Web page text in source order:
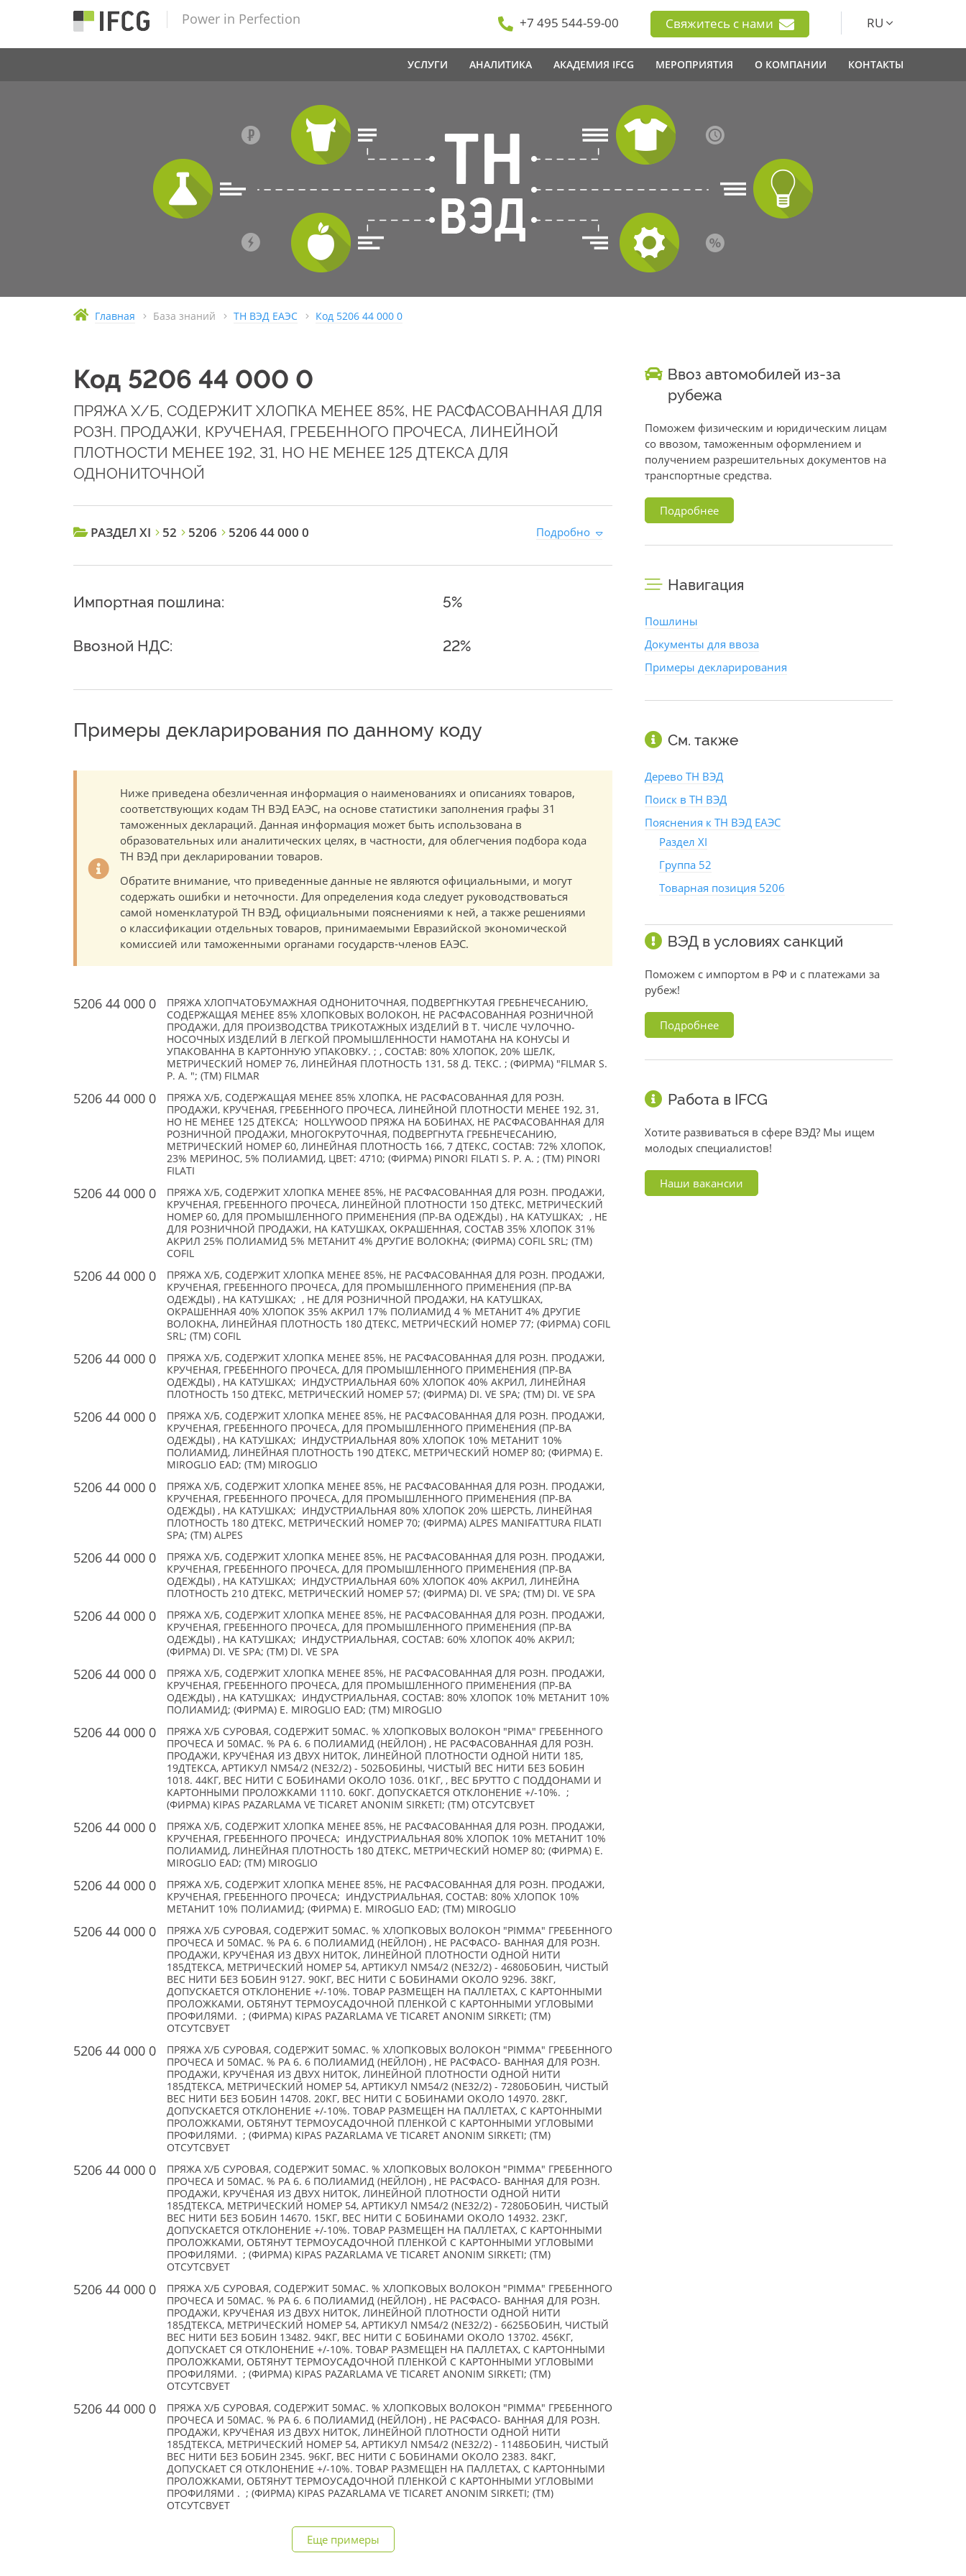
Power in Perfection +7 495 544-59-00 Свяжитесь с нами RU
УСЛУГИ АНАЛИТИКА АКАДЕМИЯ IFCG МЕРОПРИЯТИЯ О КОМПАНИИ КОНТАКТЫ
Главная База знаний ТН ВЭД ЕАЭС Код 5206 44 000 0
Код 5206 44 000 0
ПРЯЖА Х/Б, СОДЕРЖИТ ХЛОПКА МЕНЕЕ 85%, НЕ РАСФАСОВАННАЯ ДЛЯ
РОЗН. ПРОДАЖИ, КРУЧЕНАЯ, ГРЕБЕННОГО ПРОЧЕСА, ЛИНЕЙНОЙ
ПЛОТНОСТИ МЕНЕЕ 192, 31, НО НЕ МЕНЕЕ 125 ДТЕКСА ДЛЯ
ОДНОНИТОЧНОЙ
РАЗДЕЛ XI 52 5206 5206 44 000 0 Подробно
Импортная пошлина: 5%
Ввозной НДС: 22%
Примеры декларирования по данному коду
Ниже приведена обезличенная информация о наименованиях и описаниях товаров,
соответствующих кодам ТН ВЭД ЕАЭС, на основе статистики заполнения графы 31
таможенных деклараций. Данная информация может быть использована в
образовательных или аналитических целях, в частности, для облегчения подбора кода
ТН ВЭД при декларировании товаров.
Обратите внимание, что приведенные данные не являются официальными, и могут
содержать ошибки и неточности. Для определения кода следует руководствоваться
самой номенклатурой ТН ВЭД, официальными пояснениями к ней, а также решениями
о классификации отдельных товаров, принимаемыми Евразийской экономической
комиссией или таможенными органами государств-членов ЕАЭС.
5206 44 000 0
ПРЯЖА ХЛОПЧАТОБУМАЖНАЯ ОДНОНИТОЧНАЯ, ПОДВЕРГНКУТАЯ ГРЕБНЕЧЕСАНИЮ,
СОДЕРЖАЩАЯ МЕНЕЕ 85% ХЛОПКОВЫХ ВОЛОКОН, НЕ РАСФАСОВАННАЯ РОЗНИЧНОЙ
ПРОДАЖИ, ДЛЯ ПРОИЗВОДСТВА ТРИКОТАЖНЫХ ИЗДЕЛИЙ В Т. ЧИСЛЕ ЧУЛОЧНО-
НОСОЧНЫХ ИЗДЕЛИЙ В ЛЕГКОЙ ПРОМЫШЛЕННОСТИ НАМОТАНА НА КОНУСЫ И
УПАКОВАННА В КАРТОННУЮ УПАКОВКУ. ; , СОСТАВ: 80% ХЛОПОК, 20% ШЕЛК,
МЕТРИЧЕСКИЙ НОМЕР 76, ЛИНЕЙНАЯ ПЛОТНОСТЬ 131, 58 Д. ТЕКС. ; (ФИРМА) "FILMAR S.
P. A. "; (TM) FILMAR
5206 44 000 0
ПРЯЖА Х/Б, СОДЕРЖАЩАЯ МЕНЕЕ 85% ХЛОПКА, НЕ РАСФАСОВАННАЯ ДЛЯ РОЗН.
ПРОДАЖИ, КРУЧЕНАЯ, ГРЕБЕННОГО ПРОЧЕСА, ЛИНЕЙНОЙ ПЛОТНОСТИ МЕНЕЕ 192, 31,
НО НЕ МЕНЕЕ 125 ДТЕКСА; HOLLYWOOD ПРЯЖА НА БОБИНАХ, НЕ РАСФАСОВАННАЯ ДЛЯ
РОЗНИЧНОЙ ПРОДАЖИ, МНОГОКРУТОЧНАЯ, ПОДВЕРГНУТА ГРЕБНЕЧЕСАНИЮ,
МЕТРИЧЕСКИЙ НОМЕР 60, ЛИНЕЙНАЯ ПЛОТНОСТЬ 166, 7 ДТЕКС, СОСТАВ: 72% ХЛОПОК,
23% МЕРИНОС, 5% ПОЛИАМИД, ЦВЕТ: 4710; (ФИРМА) PINORI FILATI S. P. A. ; (TM) PINORI
FILATI
5206 44 000 0
ПРЯЖА Х/Б, СОДЕРЖИТ ХЛОПКА МЕНЕЕ 85%, НЕ РАСФАСОВАННАЯ ДЛЯ РОЗН. ПРОДАЖИ,
КРУЧЕНАЯ, ГРЕБЕННОГО ПРОЧЕСА, ЛИНЕЙНОЙ ПЛОТНОСТИ 150 ДТЕКС, МЕТРИЧЕСКИЙ
НОМЕР 60, ДЛЯ ПРОМЫШЛЕННОГО ПРИМЕНЕНИЯ (ПР-ВА ОДЕЖДЫ) , НА КАТУШКАХ; , НЕ
ДЛЯ РОЗНИЧНОЙ ПРОДАЖИ, НА КАТУШКАХ, ОКРАШЕННАЯ, СОСТАВ 35% ХЛОПОК 31%
АКРИЛ 25% ПОЛИАМИД 5% МЕТАНИТ 4% ДРУГИЕ ВОЛОКНА; (ФИРМА) COFIL SRL; (TM)
COFIL
5206 44 000 0
ПРЯЖА Х/Б, СОДЕРЖИТ ХЛОПКА МЕНЕЕ 85%, НЕ РАСФАСОВАННАЯ ДЛЯ РОЗН. ПРОДАЖИ,
КРУЧЕНАЯ, ГРЕБЕННОГО ПРОЧЕСА, ДЛЯ ПРОМЫШЛЕННОГО ПРИМЕНЕНИЯ (ПР-ВА
ОДЕЖДЫ) , НА КАТУШКАХ; , НЕ ДЛЯ РОЗНИЧНОЙ ПРОДАЖИ, НА КАТУШКАХ,
ОКРАШЕННАЯ 40% ХЛОПОК 35% АКРИЛ 17% ПОЛИАМИД 4 % МЕТАНИТ 4% ДРУГИЕ
ВОЛОКНА, ЛИНЕЙНАЯ ПЛОТНОСТЬ 180 ДТЕКС, МЕТРИЧЕСКИЙ НОМЕР 77; (ФИРМА) COFIL
SRL; (TM) COFIL
5206 44 000 0
ПРЯЖА Х/Б, СОДЕРЖИТ ХЛОПКА МЕНЕЕ 85%, НЕ РАСФАСОВАННАЯ ДЛЯ РОЗН. ПРОДАЖИ,
КРУЧЕНАЯ, ГРЕБЕННОГО ПРОЧЕСА, ДЛЯ ПРОМЫШЛЕННОГО ПРИМЕНЕНИЯ (ПР-ВА
ОДЕЖДЫ) , НА КАТУШКАХ; ИНДУСТРИАЛЬНАЯ 60% ХЛОПОК 40% АКРИЛ, ЛИНЕЙНАЯ
ПЛОТНОСТЬ 150 ДТЕКС, МЕТРИЧЕСКИЙ НОМЕР 57; (ФИРМА) DI. VE SPA; (TM) DI. VE SPA
5206 44 000 0
ПРЯЖА Х/Б, СОДЕРЖИТ ХЛОПКА МЕНЕЕ 85%, НЕ РАСФАСОВАННАЯ ДЛЯ РОЗН. ПРОДАЖИ,
КРУЧЕНАЯ, ГРЕБЕННОГО ПРОЧЕСА, ДЛЯ ПРОМЫШЛЕННОГО ПРИМЕНЕНИЯ (ПР-ВА
ОДЕЖДЫ) , НА КАТУШКАХ; ИНДУСТРИАЛЬНАЯ 80% ХЛОПОК 10% МЕТАНИТ 10%
ПОЛИАМИД, ЛИНЕЙНАЯ ПЛОТНОСТЬ 190 ДТЕКС, МЕТРИЧЕСКИЙ НОМЕР 80; (ФИРМА) E.
MIROGLIO EAD; (TM) MIROGLIO
5206 44 000 0
ПРЯЖА Х/Б, СОДЕРЖИТ ХЛОПКА МЕНЕЕ 85%, НЕ РАСФАСОВАННАЯ ДЛЯ РОЗН. ПРОДАЖИ,
КРУЧЕНАЯ, ГРЕБЕННОГО ПРОЧЕСА, ДЛЯ ПРОМЫШЛЕННОГО ПРИМЕНЕНИЯ (ПР-ВА
ОДЕЖДЫ) , НА КАТУШКАХ; ИНДУСТРИАЛЬНАЯ 80% ХЛОПОК 20% ШЕРСТЬ, ЛИНЕЙНАЯ
ПЛОТНОСТЬ 180 ДТЕКС, МЕТРИЧЕСКИЙ НОМЕР 70; (ФИРМА) ALPES MANIFATTURA FILATI
SPA; (TM) ALPES
5206 44 000 0
ПРЯЖА Х/Б, СОДЕРЖИТ ХЛОПКА МЕНЕЕ 85%, НЕ РАСФАСОВАННАЯ ДЛЯ РОЗН. ПРОДАЖИ,
КРУЧЕНАЯ, ГРЕБЕННОГО ПРОЧЕСА, ДЛЯ ПРОМЫШЛЕННОГО ПРИМЕНЕНИЯ (ПР-ВА
ОДЕЖДЫ) , НА КАТУШКАХ; ИНДУСТРИАЛЬНАЯ 60% ХЛОПОК 40% АКРИЛ, ЛИНЕЙНА
ПЛОТНОСТЬ 210 ДТЕКС, МЕТРИЧЕСКИЙ НОМЕР 57; (ФИРМА) DI. VE SPA; (TM) DI. VE SPA
5206 44 000 0
ПРЯЖА Х/Б, СОДЕРЖИТ ХЛОПКА МЕНЕЕ 85%, НЕ РАСФАСОВАННАЯ ДЛЯ РОЗН. ПРОДАЖИ,
КРУЧЕНАЯ, ГРЕБЕННОГО ПРОЧЕСА, ДЛЯ ПРОМЫШЛЕННОГО ПРИМЕНЕНИЯ (ПР-ВА
ОДЕЖДЫ) , НА КАТУШКАХ; ИНДУСТРИАЛЬНАЯ, СОСТАВ: 60% ХЛОПОК 40% АКРИЛ;
(ФИРМА) DI. VE SPA; (TM) DI. VE SPA
5206 44 000 0
ПРЯЖА Х/Б, СОДЕРЖИТ ХЛОПКА МЕНЕЕ 85%, НЕ РАСФАСОВАННАЯ ДЛЯ РОЗН. ПРОДАЖИ,
КРУЧЕНАЯ, ГРЕБЕННОГО ПРОЧЕСА, ДЛЯ ПРОМЫШЛЕННОГО ПРИМЕНЕНИЯ (ПР-ВА
ОДЕЖДЫ) , НА КАТУШКАХ; ИНДУСТРИАЛЬНАЯ, СОСТАВ: 80% ХЛОПОК 10% МЕТАНИТ 10%
ПОЛИАМИД; (ФИРМА) E. MIROGLIO EAD; (TM) MIROGLIO
5206 44 000 0
ПРЯЖА Х/Б СУРОВАЯ, СОДЕРЖИТ 50МАС. % ХЛОПКОВЫХ ВОЛОКОН "PIMA" ГРЕБЕННОГО
ПРОЧЕСА И 50МАС. % РА 6. 6 ПОЛИАМИД (НЕЙЛОН) , НЕ РАСФАСОВАННАЯ ДЛЯ РОЗН.
ПРОДАЖИ, КРУЧЁНАЯ ИЗ ДВУХ НИТОК, ЛИНЕЙНОЙ ПЛОТНОСТИ ОДНОЙ НИТИ 185,
19ДТЕКСА, АРТИКУЛ NM54/2 (NE32/2) - 502БОБИНЫ, ЧИСТЫЙ ВЕС НИТИ БЕЗ БОБИН
1018. 44КГ, ВЕС НИТИ С БОБИНАМИ ОКОЛО 1036. 01КГ, , ВЕС БРУТТО С ПОДДОНАМИ И
КАРТОННЫМИ ПРОЛОЖКАМИ 1110. 60КГ. ДОПУСКАЕТСЯ ОТКЛОНЕНИЕ +/-10%. ;
(ФИРМА) KIPAS PAZARLAMA VE TICARET ANONIM SIRKETI; (TM) ОТСУТСВУЕТ
5206 44 000 0
ПРЯЖА Х/Б, СОДЕРЖИТ ХЛОПКА МЕНЕЕ 85%, НЕ РАСФАСОВАННАЯ ДЛЯ РОЗН. ПРОДАЖИ,
КРУЧЕНАЯ, ГРЕБЕННОГО ПРОЧЕСА; ИНДУСТРИАЛЬНАЯ 80% ХЛОПОК 10% МЕТАНИТ 10%
ПОЛИАМИД, ЛИНЕЙНАЯ ПЛОТНОСТЬ 180 ДТЕКС, МЕТРИЧЕСКИЙ НОМЕР 80; (ФИРМА) E.
MIROGLIO EAD; (TM) MIROGLIO
5206 44 000 0
ПРЯЖА Х/Б, СОДЕРЖИТ ХЛОПКА МЕНЕЕ 85%, НЕ РАСФАСОВАННАЯ ДЛЯ РОЗН. ПРОДАЖИ,
КРУЧЕНАЯ, ГРЕБЕННОГО ПРОЧЕСА; ИНДУСТРИАЛЬНАЯ, СОСТАВ: 80% ХЛОПОК 10%
МЕТАНИТ 10% ПОЛИАМИД; (ФИРМА) E. MIROGLIO EAD; (TM) MIROGLIO
5206 44 000 0
ПРЯЖА Х/Б СУРОВАЯ, СОДЕРЖИТ 50МАС. % ХЛОПКОВЫХ ВОЛОКОН "PIMMA" ГРЕБЕННОГО
ПРОЧЕСА И 50МАС. % РА 6. 6 ПОЛИАМИД (НЕЙЛОН) , НЕ РАСФАСО- ВАННАЯ ДЛЯ РОЗН.
ПРОДАЖИ, КРУЧЁНАЯ ИЗ ДВУХ НИТОК, ЛИНЕЙНОЙ ПЛОТНОСТИ ОДНОЙ НИТИ
185ДТЕКСА, МЕТРИЧЕСКИЙ НОМЕР 54, АРТИКУЛ NM54/2 (NE32/2) - 4680БОБИН, ЧИСТЫЙ
ВЕС НИТИ БЕЗ БОБИН 9127. 90КГ, ВЕС НИТИ С БОБИНАМИ ОКОЛО 9296. 38КГ,
ДОПУСКАЕТСЯ ОТКЛОНЕНИЕ +/-10%. ТОВАР РАЗМЕЩЕН НА ПАЛЛЕТАХ, С КАРТОННЫМИ
ПРОЛОЖКАМИ, ОБТЯНУТ ТЕРМОУСАДОЧНОЙ ПЛЕНКОЙ С КАРТОННЫМИ УГЛОВЫМИ
ПРОФИЛЯМИ. ; (ФИРМА) KIPAS PAZARLAMA VE TICARET ANONIM SIRKETI; (TM)
ОТСУТСВУЕТ
5206 44 000 0
ПРЯЖА Х/Б СУРОВАЯ, СОДЕРЖИТ 50МАС. % ХЛОПКОВЫХ ВОЛОКОН "PIMMA" ГРЕБЕННОГО
ПРОЧЕСА И 50МАС. % РА 6. 6 ПОЛИАМИД (НЕЙЛОН) , НЕ РАСФАСО- ВАННАЯ ДЛЯ РОЗН.
ПРОДАЖИ, КРУЧЁНАЯ ИЗ ДВУХ НИТОК, ЛИНЕЙНОЙ ПЛОТНОСТИ ОДНОЙ НИТИ
185ДТЕКСА, МЕТРИЧЕСКИЙ НОМЕР 54, АРТИКУЛ NM54/2 (NE32/2) - 7280БОБИН, ЧИСТЫЙ
ВЕС НИТИ БЕЗ БОБИН 14708. 20КГ, ВЕС НИТИ С БОБИНАМИ ОКОЛО 14970. 28КГ,
ДОПУСКАЕТСЯ ОТКЛОНЕНИЕ +/-10%. ТОВАР РАЗМЕЩЕН НА ПАЛЛЕТАХ, С КАРТОННЫМИ
ПРОЛОЖКАМИ, ОБТЯНУТ ТЕРМОУСАДОЧНОЙ ПЛЕНКОЙ С КАРТОННЫМИ УГЛОВЫМИ
ПРОФИЛЯМИ. ; (ФИРМА) KIPAS PAZARLAMA VE TICARET ANONIM SIRKETI; (TM)
ОТСУТСВУЕТ
5206 44 000 0
ПРЯЖА Х/Б СУРОВАЯ, СОДЕРЖИТ 50МАС. % ХЛОПКОВЫХ ВОЛОКОН "PIMMA" ГРЕБЕННОГО
ПРОЧЕСА И 50МАС. % РА 6. 6 ПОЛИАМИД (НЕЙЛОН) , НЕ РАСФАСО- ВАННАЯ ДЛЯ РОЗН.
ПРОДАЖИ, КРУЧЁНАЯ ИЗ ДВУХ НИТОК, ЛИНЕЙНОЙ ПЛОТНОСТИ ОДНОЙ НИТИ
185ДТЕКСА, МЕТРИЧЕСКИЙ НОМЕР 54, АРТИКУЛ NM54/2 (NE32/2) - 7280БОБИН, ЧИСТЫЙ
ВЕС НИТИ БЕЗ БОБИН 14670. 15КГ, ВЕС НИТИ С БОБИНАМИ ОКОЛО 14932. 23КГ,
ДОПУСКАЕТСЯ ОТКЛОНЕНИЕ +/-10%. ТОВАР РАЗМЕЩЕН НА ПАЛЛЕТАХ, С КАРТОННЫМИ
ПРОЛОЖКАМИ, ОБТЯНУТ ТЕРМОУСАДОЧНОЙ ПЛЕНКОЙ С КАРТОННЫМИ УГЛОВЫМИ
ПРОФИЛЯМИ. ; (ФИРМА) KIPAS PAZARLAMA VE TICARET ANONIM SIRKETI; (TM)
ОТСУТСВУЕТ
5206 44 000 0
ПРЯЖА Х/Б СУРОВАЯ, СОДЕРЖИТ 50МАС. % ХЛОПКОВЫХ ВОЛОКОН "PIMMA" ГРЕБЕННОГО
ПРОЧЕСА И 50МАС. % РА 6. 6 ПОЛИАМИД (НЕЙЛОН) , НЕ РАСФАСО- ВАННАЯ ДЛЯ РОЗН.
ПРОДАЖИ, КРУЧЁНАЯ ИЗ ДВУХ НИТОК, ЛИНЕЙНОЙ ПЛОТНОСТИ ОДНОЙ НИТИ
185ДТЕКСА, МЕТРИЧЕСКИЙ НОМЕР 54, АРТИКУЛ NM54/2 (NE32/2) - 6625БОБИН, ЧИСТЫЙ
ВЕС НИТИ БЕЗ БОБИН 13482. 94КГ, ВЕС НИТИ С БОБИНАМИ ОКОЛО 13702. 456КГ,
ДОПУСКАЕТ СЯ ОТКЛОНЕНИЕ +/-10%. ТОВАР РАЗМЕЩЕН НА ПАЛЛЕТАХ, С КАРТОННЫМИ
ПРОЛОЖКАМИ, ОБТЯНУТ ТЕРМОУСАДОЧНОЙ ПЛЕНКОЙ С КАРТОННЫМИ УГЛОВЫМИ
ПРОФИЛЯМИ. ; (ФИРМА) KIPAS PAZARLAMA VE TICARET ANONIM SIRKETI; (TM)
ОТСУТСВУЕТ
5206 44 000 0
ПРЯЖА Х/Б СУРОВАЯ, СОДЕРЖИТ 50МАС. % ХЛОПКОВЫХ ВОЛОКОН "PIMMA" ГРЕБЕННОГО
ПРОЧЕСА И 50МАС. % РА 6. 6 ПОЛИАМИД (НЕЙЛОН) , НЕ РАСФАСО- ВАННАЯ ДЛЯ РОЗН.
ПРОДАЖИ, КРУЧЁНАЯ ИЗ ДВУХ НИТОК, ЛИНЕЙНОЙ ПЛОТНОСТИ ОДНОЙ НИТИ
185ДТЕКСА, МЕТРИЧЕСКИЙ НОМЕР 54, АРТИКУЛ NM54/2 (NE32/2) - 1148БОБИН, ЧИСТЫЙ
ВЕС НИТИ БЕЗ БОБИН 2345. 96КГ, ВЕС НИТИ С БОБИНАМИ ОКОЛО 2383. 84КГ,
ДОПУСКАЕТ СЯ ОТКЛОНЕНИЕ +/-10%. ТОВАР РАЗМЕЩЕН НА ПАЛЛЕТАХ, С КАРТОННЫМИ
ПРОЛОЖКАМИ, ОБТЯНУТ ТЕРМОУСАДОЧНОЙ ПЛЕНКОЙ С КАРТОННЫМИ УГЛОВЫМИ
ПРОФИЛЯМИ . ; (ФИРМА) KIPAS PAZARLAMA VE TICARET ANONIM SIRKETI; (TM)
ОТСУТСВУЕТ
Еще примеры
Ввоз автомобилей из-за
рубежа
Поможем физическим и юридическим лицам
со ввозом, таможенным оформлением и
получением разрешительных документов на
транспортные средства.
Подробнее
Навигация
Пошлины
Документы для ввоза
Примеры декларирования
См. также
Дерево ТН ВЭД
Поиск в ТН ВЭД
Пояснения к ТН ВЭД ЕАЭС
Раздел XI
Группа 52
Товарная позиция 5206
ВЭД в условиях санкций
Поможем с импортом в РФ и с платежами за
рубеж!
Подробнее
Работа в IFCG
Хотите развиваться в сфере ВЭД? Мы ищем
молодых специалистов!
Наши вакансии